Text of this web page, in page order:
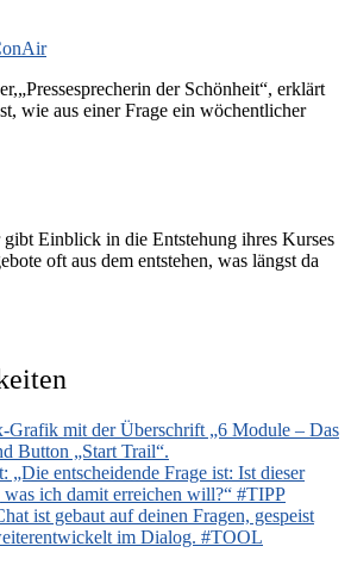
der Schönheit“, erklärt
wie aus einer Frage ein wöchentlicher
Einblick in die Entstehung ihres Kurses
oft aus dem entstehen, was längst da